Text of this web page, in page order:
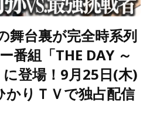
舞台裏が完全時系列
番組「THE DAY ～
登場！9月25日(木)
りＴＶで独占配信